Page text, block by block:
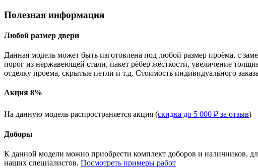
Полезная информация
Любой размер двери
Данная модель может быть изготовлена под любой размер проёма, с
порог из нержавеющей стали, пакет рёбер жёсткости, увеличение
отделку проема, скрытые петли и т.д. Стоимость индивидуального
Акция 8%
На данную модель распространяется акция (скидка до 5 000 ₽ за отзыв)
Доборы
К данной модели можно приобрести комплект доборов и наличников,
наших специалистов. Посмотреть примеры работ